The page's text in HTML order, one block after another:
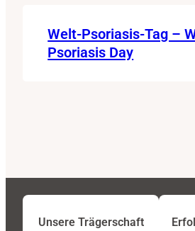
Welt-Psoriasis-Tag –
Psoriasis Day
Unsere Trägerschaft